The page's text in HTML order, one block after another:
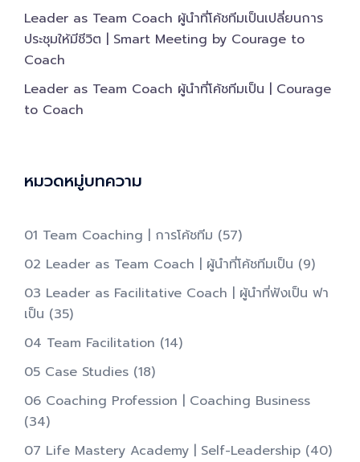
Leader as Team Coach ผู้นำที่โค้ชทีมเป็นเปลี่ยนการ
ประชุมให้มีชีวิต | Smart Meeting by Courage to
Coach
Leader as Team Coach ผู้นำที่โค้ชทีมเป็น | Courage
to Coach
หมวดหมู่บทความ
01 Team Coaching | การโค้ชทีม (57)
02 Leader as Team Coach | ผู้นำที่โค้ชทีมเป็น​ (9)
03 Leader as Facilitative Coach | ผู้นำที่ฟังเป็น ฟา
เป็น​ (35)
04 Team Facilitation (14)
05 Case Studies (18)
06 Coaching Profession | Coaching Business
(34)
07 Life Mastery Academy | Self-Leadership (40)